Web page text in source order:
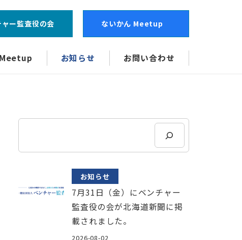
ー監査役の会 ないかん Meetup
お知らせ お問い合わせ
お知らせ
7月31日（金）にベンチャー
監査役の会が北海道新聞に掲
載されました。
2026-08-02